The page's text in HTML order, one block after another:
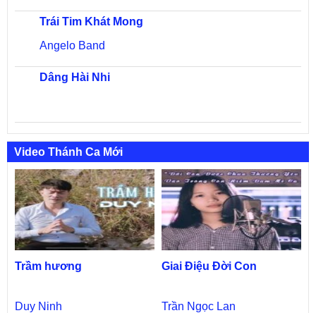
Trái Tim Khát Mong
Angelo Band
Dâng Hài Nhi
Video Thánh Ca Mới
Trầm hương
Duy Ninh
Giai Điệu Đời Con
Trần Ngọc Lan